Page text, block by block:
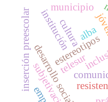
estereotipos
cultura
desarrollo social
institución
subjetivación
inserción preescolar alba
telesur
municipio